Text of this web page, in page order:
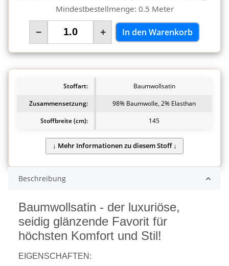
Mindestbestellmenge: 0.5 Meter
− + In den Warenkorb
Stoffart:
Baumwollsatin
Zusammensetzung:
98% Baumwolle, 2% Elasthan
Stoffbreite (cm):
145
Beschreibung
Baumwollsatin - der luxuriöse,
seidig glänzende Favorit für
höchsten Komfort und Stil!
EIGENSCHAFTEN: